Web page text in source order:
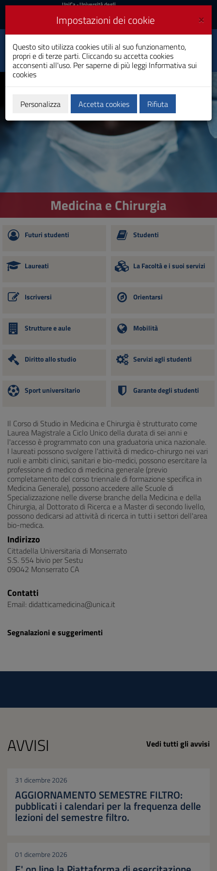
Vai
al
navigazione
del
UniCa
Accedi
UniCa- Università degli
Accedi UniCA News
Toggle
navigation
Medicina e Chirurgia
Laurea Magistrale a Ciclo Unico
Medicina e Chirurgia
Futuri studenti Studenti
Laureati La Facoltà e i suoi servizi
Iscriversi Orientarsi
Strutture e aule Mobilità
Diritto allo studio Servizi agli studenti
Sport universitario Garante degli studenti
Il Corso di Studio in Medicina e Chirurgia è strutturato come
Laurea Magistrale a Ciclo Unico della durata di sei anni e
l'accesso è programmato con una graduatoria unica nazionale.
I laureati possono svolgere l'attività di medico-chirurgo nei vari
ruoli e ambiti clinici, sanitari e bio-medici, possono esercitare la
professione di medico di medicina generale (previo
completamento del corso triennale di formazione specifica in
Medicina Generale), possono accedere alle Scuole di
Specializzazione nelle diverse branche della Medicina e della
Chirurgia, al Dottorato di Ricerca e a Master di secondo livello,
possono dedicarsi ad attività di ricerca in tutti i settori dell'area
bio-medica.
Indirizzo
Cittadella Universitaria di Monserrato
S.S. 554 bivio per Sestu
09042 Monserrato CA
Contatti
Email: didatticamedicina@unica.it
Segnalazioni e suggerimenti
AVVISI Vedi tutti gli avvisi
31 dicembre 2026
AGGIORNAMENTO SEMESTRE FILTRO:
pubblicati i calendari per la frequenza delle
lezioni del semestre filtro.
01 dicembre 2026
×
Impostazioni dei cookie
Questo sito utilizza cookies utili al suo funzionamento,
propri e di terze parti. Cliccando su accetta cookies
acconsenti all'uso. Per saperne di più leggi Informativa sui
cookies
Personalizza Accetta cookies Rifiuta